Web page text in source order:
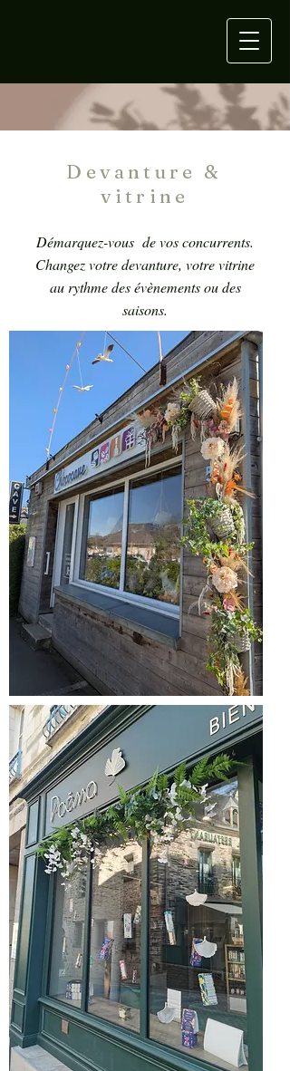
D evanture &
vitrine
Démarquez-vous de vos concurrents.
Changez votre devanture, votre vitrine
au rythme des évènements ou des
saisons.